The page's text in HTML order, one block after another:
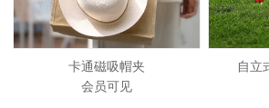
卡通磁吸帽夹
会员可见
自立